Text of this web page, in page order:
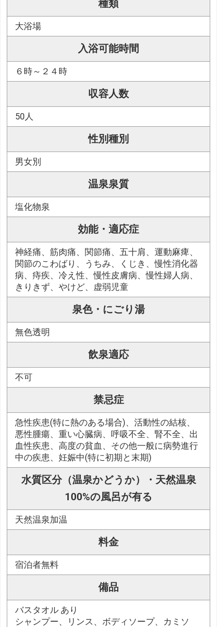
種類
大浴場
入浴可能時間
６時～２４時
収容人数
50人
性別種別
男女別
温泉泉質
塩化物泉
効能・適応症
神経痛、筋肉痛、関節痛、五十肩、運動麻痺、
関節のこわばり、うちみ、くじき、慢性消化器
病、痔疾、冷え性、慢性皮膚病、慢性婦人病、
きりきず、やけど、虚弱児童
泉色・にごり湯
無色透明
飲泉適応
不可
禁忌症
急性疾患(特に熱のある場合)、活動性の結核、
悪性腫瘍、重い心臓病、呼吸不全、腎不全、出
血性疾患、高度の貧血、その他一般に病勢進行
中の疾患、妊娠中(特に初期と末期)
水質区分（温泉かどうか）・天然温泉
100%の風呂が有る
天然温泉加温
料金
宿泊者無料
備品
バスタオル あり
シャンプー、リンス、ボディソープ、カミソ